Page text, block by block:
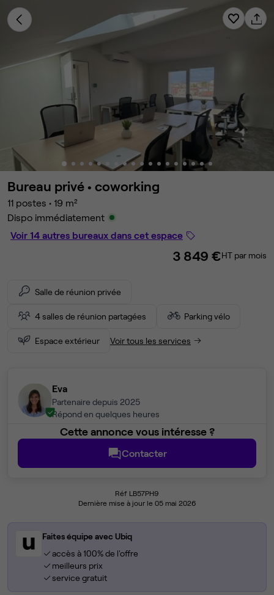
Bureau privé • coworking
11 postes • 19 m²
Dispo immédiatement
Voir 14 autres bureaux dans cet espace
3 849 €HT par mois
Salle de réunion privée
4 salles de réunion partagées Parking vélo
Espace extérieur Voir tous les services
Eva
Partenaire depuis 2025
Répond en quelques heures
Cette annonce vous intéresse ?
Contacter
Réf LB57PH9
Dernière mise à jour le 05 mai 2026
Faites équipe avec Ubiq
accès à 100% de l'offre
meilleurs prix
service gratuit